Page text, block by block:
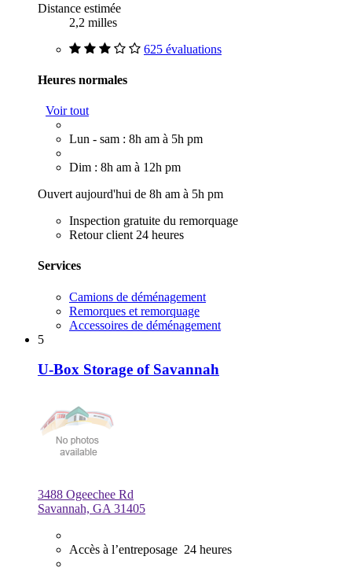
Distance estimée
2,2 milles
625 évaluations
Heures normales
Voir tout
Lun - sam : 8h am à 5h pm
Dim : 8h am à 12h pm
Ouvert aujourd'hui de 8h am à 5h pm
Inspection gratuite du remorquage
Retour client 24 heures
Services
Camions de déménagement
Remorques et remorquage
Accessoires de déménagement
5
U-Box Storage of Savannah
3488 Ogeechee Rd
Savannah, GA 31405
Accès à l’entreposage 24 heures